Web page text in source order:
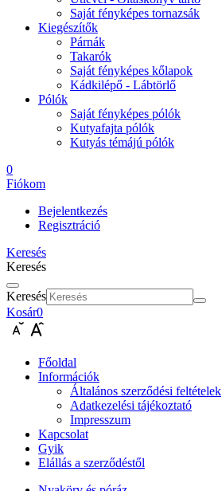
Saját fényképes tornazsák
Kiegészítők
Párnák
Takarók
Saját fényképes kőlapok
Kádkilépő - Lábtörlő
Pólók
Saját fényképes pólók
Kutyafajta pólók
Kutyás témájú pólók
0
Fiókom
Bejelentkezés
Regisztráció
Keresés
Keresés
Keresés
Kosár0
Főoldal
Információk
Általános szerződési feltételek
Adatkezelési tájékoztató
Impresszum
Kapcsolat
Gyik
Elállás a szerződéstől